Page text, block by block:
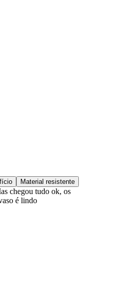
Material resistente
chegou tudo ok, os
é lindo